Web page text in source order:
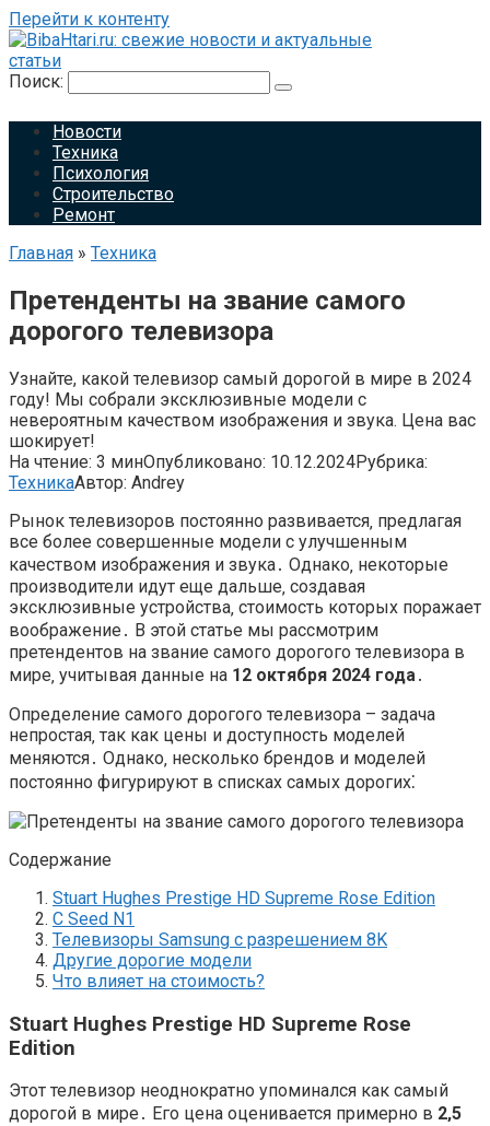
Перейти к контенту
Поиск:
Новости
Техника
Психология
Строительство
Ремонт
Главная » Техника
Претенденты на звание самого
дорогого телевизора
Узнайте, какой телевизор самый дорогой в мире в 2024
году! Мы собрали эксклюзивные модели с
невероятным качеством изображения и звука. Цена вас
шокирует!
На чтение: 3 минОпубликовано: 10.12.2024Рубрика:
ТехникаАвтор: Andrey
Рынок телевизоров постоянно развивается‚ предлагая
все более совершенные модели с улучшенным
качеством изображения и звука․ Однако‚ некоторые
производители идут еще дальше‚ создавая
эксклюзивные устройства‚ стоимость которых поражает
воображение․ В этой статье мы рассмотрим
претендентов на звание самого дорогого телевизора в
мире‚ учитывая данные на 12 октября 2024 года․
Определение самого дорогого телевизора – задача
непростая‚ так как цены и доступность моделей
меняются․ Однако‚ несколько брендов и моделей
постоянно фигурируют в списках самых дорогих⁚
Содержание
Stuart Hughes Prestige HD Supreme Rose Edition
C Seed N1
Телевизоры Samsung с разрешением 8K
Другие дорогие модели
Что влияет на стоимость?
Stuart Hughes Prestige HD Supreme Rose
Edition
Этот телевизор неоднократно упоминался как самый
дорогой в мире․ Его цена оценивается примерно в 2‚5